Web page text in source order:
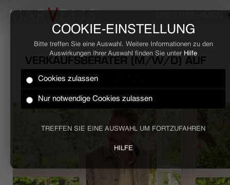
COOKIE-EINSTELLUNG
Bitte treffen Sie eine Auswahl. Weitere Informationen zu den
Auswirkungen Ihrer Auswahl finden Sie unter Hilfe
Cookies zulassen
Nur notwendige Cookies zulassen
TREFFEN SIE EINE AUSWAHL UM FORTZUFAHREN
HILFE
HOME
VERKAUFSBERATER (M/W/D) AUF
GERINGFÜGIGER BASIS